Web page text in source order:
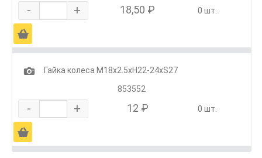
- + 18,50 ₽ 0 шт.
Ä
1
Гайка колеса М18х2.5хН22-24хS27
853552
- + 12 ₽ 0 шт.
Ä